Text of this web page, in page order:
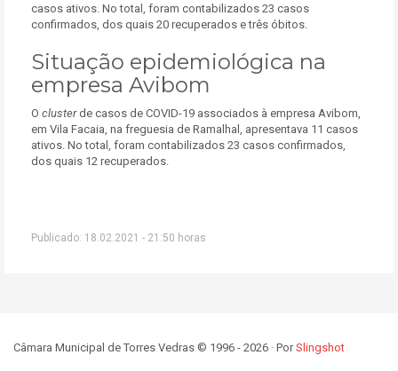
casos ativos. No total, foram contabilizados 23 casos
confirmados, dos quais 20 recuperados e três óbitos.
Situação epidemiológica na
empresa Avibom
O clusterde casos de COVID-19 associados à empresa Avibom,
em Vila Facaia, na freguesia de Ramalhal, apresentava 11 casos
ativos. No total, foram contabilizados 23 casos confirmados,
dos quais 12 recuperados.
Publicado: 18.02.2021 - 21:50 horas
Câmara Municipal de Torres Vedras © 1996 - 2026 · PorSlingshot